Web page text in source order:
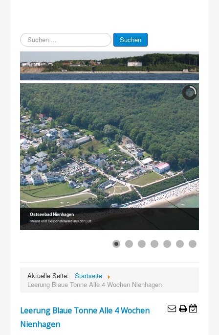
Suchen
...
Suchen
Ostseebad Nienhagen
Strand und Gespensterwald aus der Luft
Aktuelle Seite:
Startseite
Leerung Blaue Tonne Alle 4 Wochen Nienhagen
Leerung Blaue Tonne Alle 4 Wochen
Nienhagen